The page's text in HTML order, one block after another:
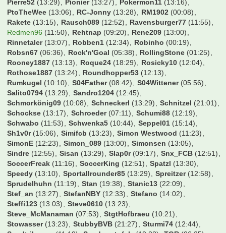
Pierre52 (13:29) Pionier (13:27) Pokermon11 (13:16)
PtoTheWee (13:06) RC-Jonny (13:28) RM1902 (00:08)
Rakete (13:15) Rausch089 (12:52) Ravensburger77 (11:55)
Redmen96 (11:50) Rehtnap (09:20) Rene209 (13:00)
Rinnetaler (13:07) Robben1 (12:34) Robinho (00:19)
Robsn67 (06:36) Rock'n'Goal (05:38) RollingStone (01:25)
Rooney1887 (13:13) Roque24 (18:29) Rosicky10 (12:04)
Rothose1887 (13:24) Roundhopper53 (12:13)
Rumkugel (10:10) S04Father (08:42) S04Wittener (05:56)
Salito0794 (13:29) Sandro1204 (12:45)
Schmorkönig09 (10:08) Schneckerl (13:29) Schnitzel (21:01)
Schockse (13:17) Schroeder (07:11) Schumi88 (12:19)
Schwabo (11:53) Schwenka5 (10:44) Seppel01 (15:14)
Sh1v0r (15:06) Simifcb (13:23) Simon Westwood (11:23)
SimonE (12:23) Simon_089 (13:00) Simonsen (13:05)
Sindre (12:55) Sisan (13:29) Slap0r (09:17) Snx_FCB (12:51)
SoccerFreak (11:16) SoccerKing (12:51) Spatzl (13:30)
Speedy (13:10) Sportallrounder85 (13:29) Spreitzer (12:58)
Sprudelhuhn (11:19) Stan (19:38) Stanic13 (22:09)
Stef_an (13:27) StefanNBY (12:33) Stefano (14:02)
Steffi123 (13:03) Steve0610 (13:23)
Steve_McManaman (07:53) StgtHofbraeu (10:21)
Stowasser (13:23) StubbyBVB (21:27) Sturmi74 (12:44)